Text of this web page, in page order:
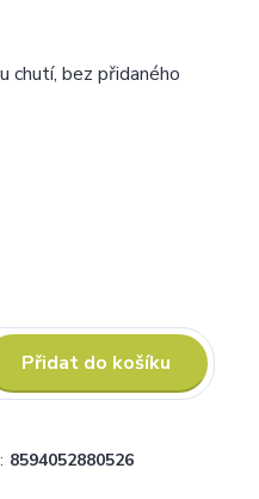
chutí, bez přidaného
Přidat do košíku
8594052880526